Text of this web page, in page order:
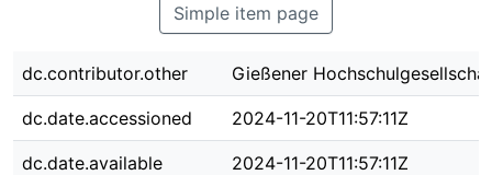
Simple item page
dc.contributor.other Gießener
dc.date.accessioned 2024-11-20T11:57:11Z
dc.date.available 2024-11-20T11:57:11Z